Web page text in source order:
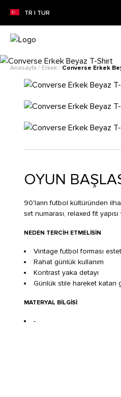
TR | TUR
VARAN SEZON İNDİRİMİ!
Anasayfa / Erkek / Converse Erkek
OYUN
90'ların futbol kültüründen
sırt numarası, relaxed fit
NEDEN TERCIH ETMELISIN
Vintage futbol forması
Rahat günlük kullanım
Kontrast yaka detayı
Günlük stile hareket katan
MATERYAL BILGISI
-